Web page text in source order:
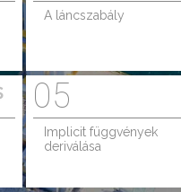
A láncszabály
05
Implicit függvények
deriválása